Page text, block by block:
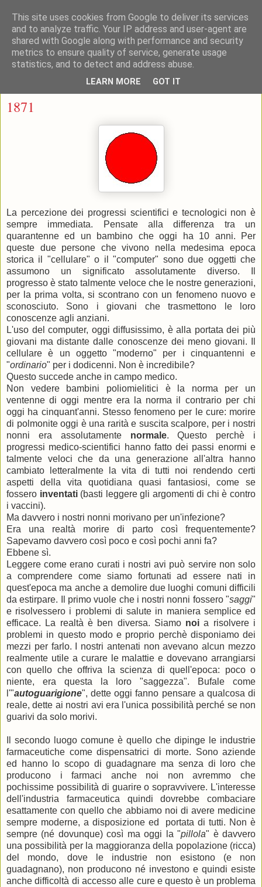
1871
La percezione dei progressi scientifici e tecnologici non è
sempre immediata. Pensate alla differenza tra un
quarantenne ed un bambino che oggi ha 10 anni. Per
queste due persone che vivono nella medesima epoca
storica il "cellulare" o il "computer" sono due oggetti che
assumono un significato assolutamente diverso. Il
progresso è stato talmente veloce che le nostre generazioni,
per la prima volta, si scontrano con un fenomeno nuovo e
sconosciuto. Sono i giovani che trasmettono le loro
conoscenze agli anziani.
L'uso del computer, oggi diffusissimo, è alla portata dei più
giovani ma distante dalle conoscenze dei meno giovani. Il
cellulare è un oggetto "moderno" per i cinquantenni e
"ordinario" per i dodicenni. Non è incredibile?
Questo succede anche in campo medico.
Non vedere bambini poliomielitici è la norma per un
ventenne di oggi mentre era la norma il contrario per chi
oggi ha cinquant'anni. Stesso fenomeno per le cure: morire
di polmonite oggi è una rarità e suscita scalpore, per i nostri
nonni era assolutamente normale. Questo perchè i
progressi medico-scientifici hanno fatto dei passi enormi e
talmente veloci che da una generazione all'altra hanno
cambiato letteralmente la vita di tutti noi rendendo certi
aspetti della vita quotidiana quasi fantasiosi, come se
fossero inventati (basti leggere gli argomenti di chi è contro
i vaccini).
Ma davvero i nostri nonni morivano per un'infezione?
Era una realtà morire di parto così frequentemente?
Sapevamo davvero così poco e così pochi anni fa?
Ebbene sì.
Leggere come erano curati i nostri avi può servire non solo
a comprendere come siamo fortunati ad essere nati in
quest'epoca ma anche a demolire due luoghi comuni difficili
da estirpare. Il primo vuole che i nostri nonni fossero "saggi"
e risolvessero i problemi di salute in maniera semplice ed
efficace. La realtà è ben diversa. Siamo noi a risolvere i
problemi in questo modo e proprio perchè disponiamo dei
mezzi per farlo. I nostri antenati non avevano alcun mezzo
realmente utile a curare le malattie e dovevano arrangiarsi
con quello che offriva la scienza di quell'epoca: poco o
niente, era questa la loro "saggezza". Bufale come
l'"autoguarigione", dette oggi fanno pensare a qualcosa di
reale, dette ai nostri avi era l'unica possibilità perché se non
guarivi da solo morivi.
Il secondo luogo comune è quello che dipinge le industrie
farmaceutiche come dispensatrici di morte. Sono aziende
ed hanno lo scopo di guadagnare ma senza di loro che
producono i farmaci anche noi non avremmo che
pochissime possibilità di guarire o sopravvivere. L'interesse
dell'industria farmaceutica quindi dovrebbe combaciare
esattamente con quello che abbiamo noi di avere medicine
sempre moderne, a disposizione ed portata di tutti. Non è
sempre (né dovunque) così ma oggi la "pillola" è davvero
una possibilità per la maggioranza della popolazione (ricca)
del mondo, dove le industrie non esistono (e non
guadagnano), non producono né investono e quindi esiste
anche difficoltà di accesso alle cure e questo è un problema
This site uses cookies from Google to deliver its services
and to analyze traffic. Your IP address and user-agent are
shared with Google along with performance and security
metrics to ensure quality of service, generate usage
statistics, and to detect and address abuse.
LEARN MORE GOT IT